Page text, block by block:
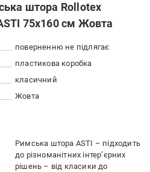
штора Rollotex
75x160 см Жовта
поверненню не підлягає
пластикова коробка
класичний
Жовта
Римська штора ASTI – підходить
до різноманітних інтер’єрних
рішень – від класики до